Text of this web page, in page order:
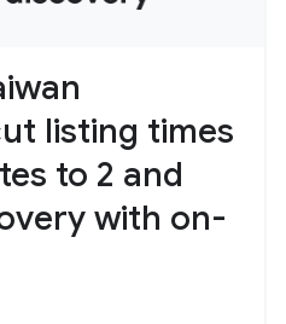
listing times
to 2 and
with on-